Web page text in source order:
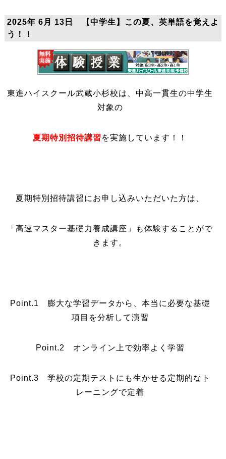
2025年 6月 13日 【中学生】この夏、英単語を覚えよ
う！！
東進ハイスクール武蔵小杉校は、中高一貫生の中学生
対象の
夏期特別招待講習 を実施しています！！
夏期特別招待講習にお申し込みいただいた方は、
「高速マスター基礎力養成講座」も体験することがで
きます。
Point.1 膨大な学習データから、本当に必要な基礎
項目を分析して演習
Point.2 オンライン上で効率よく学習
Point.3 学校の定期テストにも生かせる定期的なト
レーニングで定着